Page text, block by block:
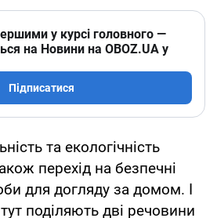
у курсі головного —
на Новини на OBOZ.UA у
Підписатися
та екологічність
перехід на безпечні
для догляду за домом. І
поділяють дві речовини